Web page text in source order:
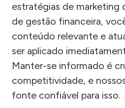
estratégias de marketing
de gestão financeira,
conteúdo relevante e
ser aplicado
Manter-se informado é
competitividade, e
fonte confiável para isso.